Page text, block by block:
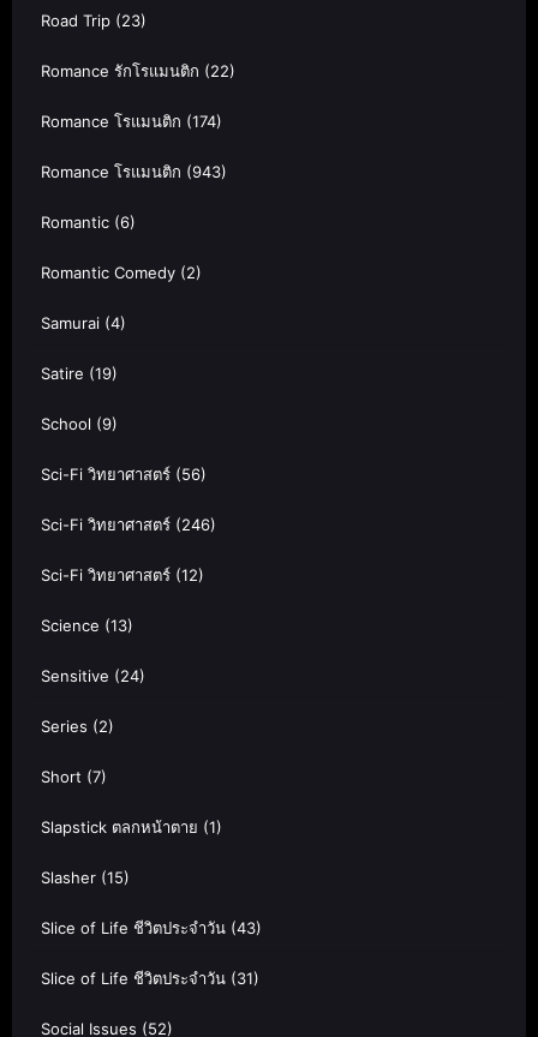
Road Trip (23)
Romance รักโรแมนติก (22)
Romance โรแมนติก (174)
Romance โรแมนติก (943)
Romantic (6)
Romantic Comedy (2)
Samurai (4)
Satire (19)
School (9)
Sci-Fi วิทยาศาสตร์ (56)
Sci-Fi วิทยาศาสตร์ (246)
Sci-Fi วิทยาศาสตร์ (12)
Science (13)
Sensitive (24)
Series (2)
Short (7)
Slapstick ตลกหน้าตาย (1)
Slasher (15)
Slice of Life ชีวิตประจำวัน (43)
Slice of Life ชีวิตประจำวัน (31)
Social Issues (52)